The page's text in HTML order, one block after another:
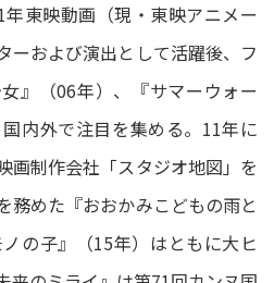
東映動画（現・東映アニメー
ーおよび演出として活躍後、フ
』（06年）、『サマーウォー
内外で注目を集める。11年に
画制作会社「スタジオ地図」を
務めた『おおかみこどもの雨と
の子』（15年）はともに大ヒ